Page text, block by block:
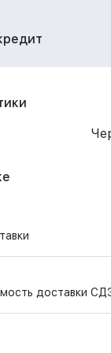
доставки